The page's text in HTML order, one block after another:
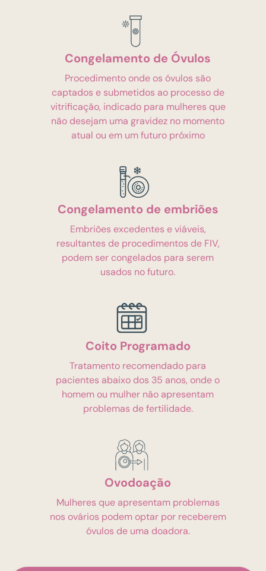
Congelamento de Óvulos
Procedimento onde os óvulos são
captados e submetidos ao processo de
vitrificação, indicado para mulheres que
não desejam uma gravidez no momento
atual ou em um futuro próximo
Congelamento de embriões
Embriões excedentes e viáveis,
resultantes de procedimentos de FIV,
podem ser congelados para serem
usados no futuro.
Coito Programado
Tratamento recomendado para
pacientes abaixo dos 35 anos, onde o
homem ou mulher não apresentam
problemas de fertilidade.
Ovodoação
Mulheres que apresentam problemas
nos ovários podem optar por receberem
óvulos de uma doadora.